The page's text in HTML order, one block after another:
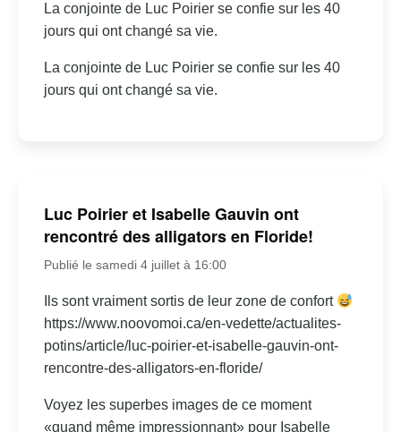
La conjointe de Luc Poirier se confie sur les 40
jours qui ont changé sa vie.
La conjointe de Luc Poirier se confie sur les 40
jours qui ont changé sa vie.
Luc Poirier et Isabelle Gauvin ont
rencontré des alligators en Floride!
Publié le samedi 4 juillet à 16:00
Ils sont vraiment sortis de leur zone de confort
https://www.noovomoi.ca/en-vedette/actualites-
potins/article/luc-poirier-et-isabelle-gauvin-ont-
rencontre-des-alligators-en-floride/
Voyez les superbes images de ce moment
«quand même impressionnant» pour Isabelle